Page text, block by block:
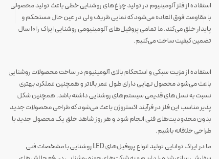
استفاده از فلز آلومینیوم در تولید چراغ‌های روشنایی خطی باعث تولید محصولی
با مقاومت فوق العاده می‌شود که نمایی ظریف ولی در عین حال مستحکم و
پایدار خلق می‌کند. ما تمامی پروفیل‌های آلومینیومی روشنایی ایراک را ۱۰ سال
تضمین کیفیت ساخت می‌کنیم.
استفاده از مزیت سبکی و استحکام بالای آلومینیوم در ساخت محصولات روشنایی
باعث می‌شود محصول نهایی دارای طول عمر بالاتر و همچنین عملکرد بهتری
نسبت به نسل‌های قدیمی سیستم‌های روشنایی داشته باشد. همچنین شکل
پذیر مناسب این فلز در فرآیند اکستروژن باعث می‌شود که طراحی محصولات جدید
بدون محدودیت‌های فنی انجام شود و هر روز شاهد خلق یک محصول جدید با
طراحی خلاقانه باشیم.
ما در ایراک توانایی تولید انواع پروفیل‌های LED روشنایی با مشخصات فنی